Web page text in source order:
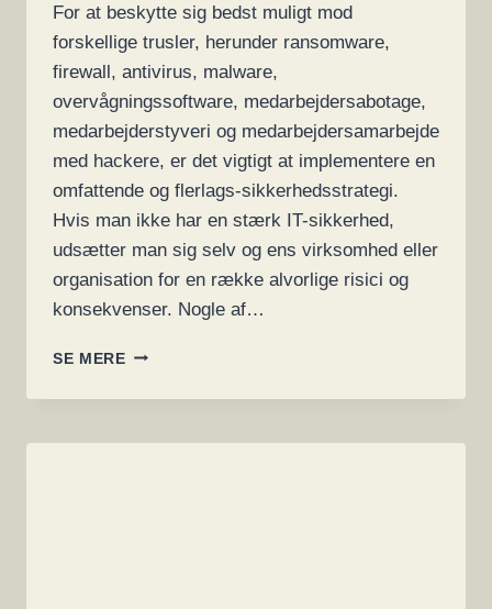
For at beskytte sig bedst muligt mod
forskellige trusler, herunder ransomware,
firewall, antivirus, malware,
overvågningssoftware, medarbejdersabotage,
medarbejderstyveri og medarbejdersamarbejde
med hackere, er det vigtigt at implementere en
omfattende og flerlags-sikkerhedsstrategi.
Hvis man ikke har en stærk IT-sikkerhed,
udsætter man sig selv og ens virksomhed eller
organisation for en række alvorlige risici og
konsekvenser. Nogle af…
SE MEREHVILKEN
KAN
UDEN